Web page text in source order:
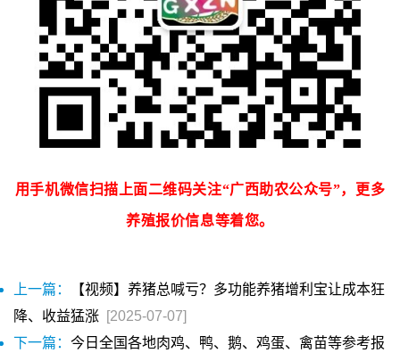
用手机微信扫描上面二维码关注“广西助农公众号”，更多
养殖报价信息等着您。
上一篇：
【视频】养猪总喊亏？多功能养猪增利宝让成本狂
降、收益猛涨
[2025-07-07]
下一篇： 今日全国各地肉鸡、鸭、鹅、鸡蛋、禽苗等参考报